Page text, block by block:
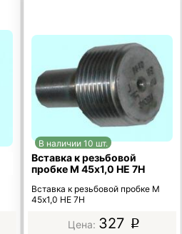
В наличии 10 шт.
Вставка к резьбовой
пробке М 45х1,0 НЕ 7Н
Вставка к резьбовой пробке М
45х1,0 НЕ 7Н
327 p